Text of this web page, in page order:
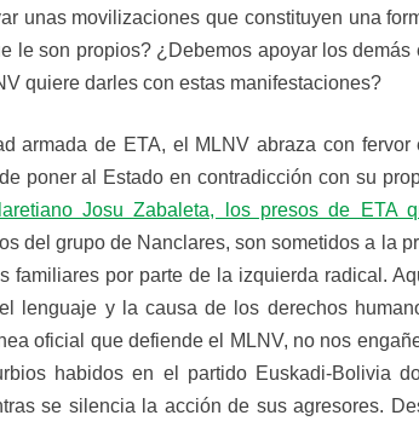
unas movilizaciones que constituyen una
le son propios? ¿Debemos apoyar los demás
quiere darles con estas manifestaciones?
armada de ETA, el MLNV abraza con
poner al Estado en contradicción con su
Josu Zabaleta, los presos de ETA
del grupo de Nanclares, son sometidos a la
familiares por parte de la izquierda radical.
lenguaje y la causa de los derechos
oficial que defiende el MLNV, no nos
habidos en el partido Euskadi-Bolivia
se silencia la acción de sus agresores.